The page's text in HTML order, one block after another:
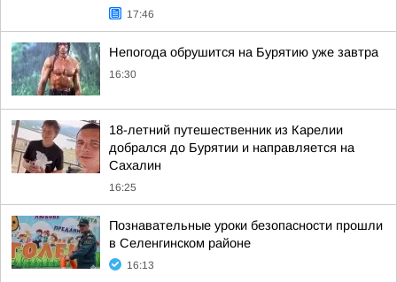
17:46
Непогода обрушится на Бурятию уже завтра
16:30
18-летний путешественник из Карелии
добрался до Бурятии и направляется на
Сахалин
16:25
Познавательные уроки безопасности прошли
в Селенгинском районе
16:13